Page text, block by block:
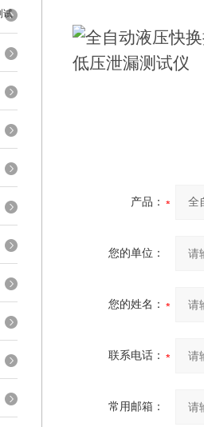
试
产品：
您的单位：
您的姓名：
联系电话：
常用邮箱：